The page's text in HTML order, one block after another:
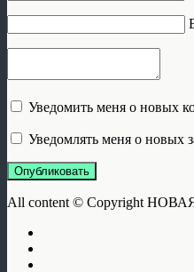
Уведомить меня о новых
Уведомлять меня о новых
Опубликовать
All content © Copyright